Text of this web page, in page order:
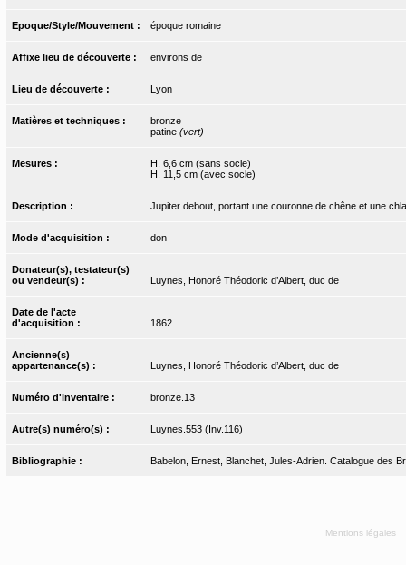
Epoque/Style/Mouvement : époque romaine
Affixe lieu de découverte : environs de
Lieu de découverte : Lyon
Matières et techniques :
bronze
patine (vert)
Mesures :
H. 6,6 cm (sans socle)
H. 11,5 cm (avec socle)
Description : Jupiter debout, portant une couronne de chêne et une
Mode d'acquisition : don
Donateur(s), testateur(s)
ou vendeur(s) :
Luynes, Honoré Théodoric d’Albert, duc de
Date de l'acte
d'acquisition :
1862
Ancienne(s)
appartenance(s) :
Luynes, Honoré Théodoric d’Albert, duc de
Numéro d'inventaire : bronze.13
Autre(s) numéro(s) : Luynes.553 (Inv.116)
Bibliographie : Babelon, Ernest, Blanchet, Jules-Adrien. Catalogue des
Mentions légales